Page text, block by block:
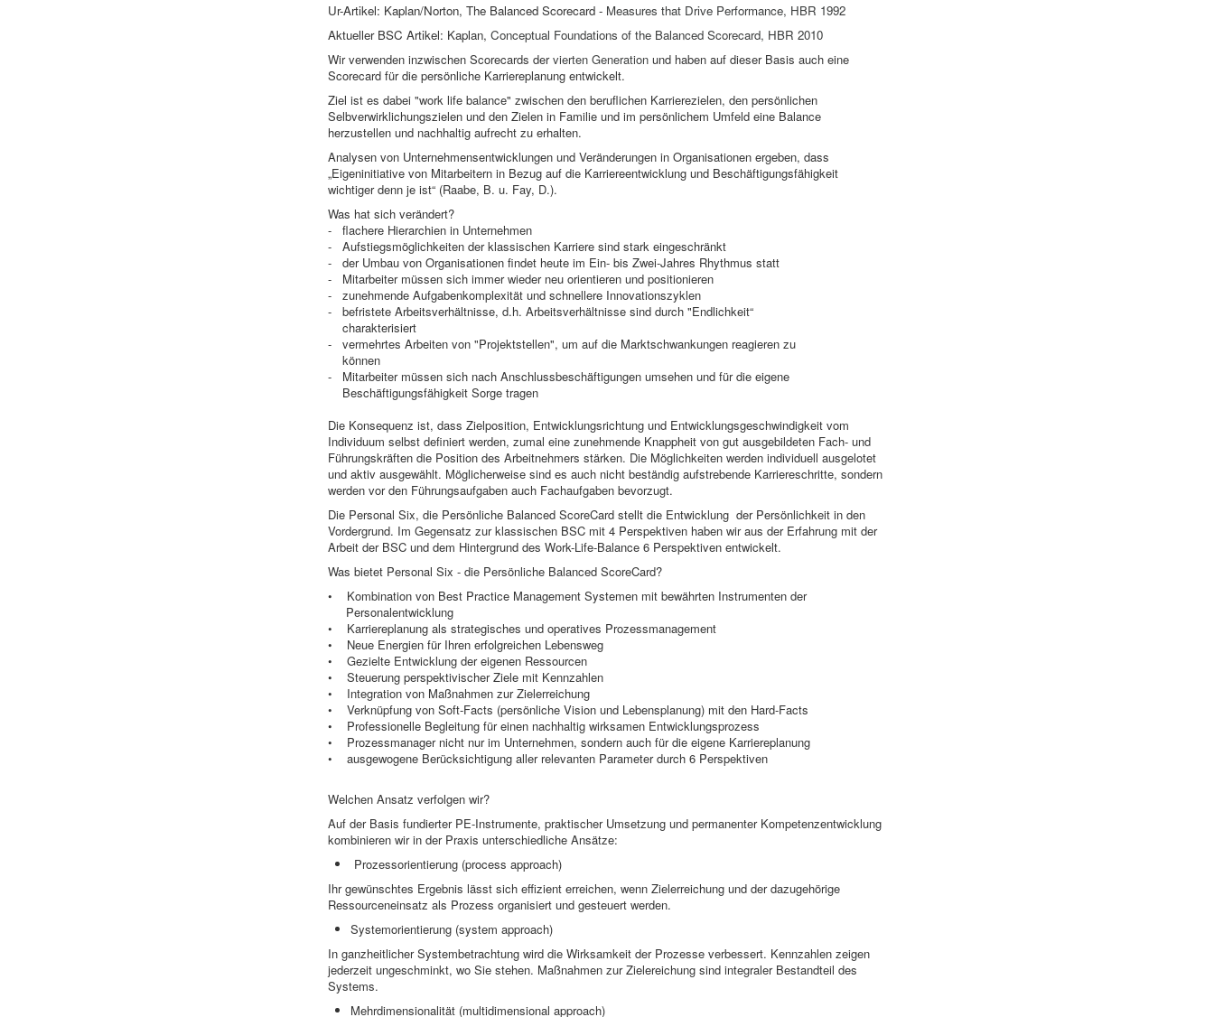
Ur-Artikel: Kaplan/Norton, The Balanced Scorecard - Measures that Drive Performance, HBR 1992
Aktueller BSC Artikel: Kaplan, Conceptual Foundations of the Balanced Scorecard, HBR 2010
Wir verwenden inzwischen Scorecards dervierten Generationund haben auf dieser Basis auch eine
Scorecard für die persönliche Karriereplanung entwickelt.
Ziel ist es dabei "work life balance" zwischen den beruflichen Karrierezielen, den persönlichen
Selbverwirklichungszielen und den Zielen in Familie und im persönlichem Umfeld eine Balance
herzustellen und nachhaltig aufrecht zu erhalten.
Analysen von Unternehmensentwicklungen und Veränderungen in Organisationen ergeben, dass
„Eigeninitiative von Mitarbeitern in Bezug auf die Karriereentwicklung und Beschäftigungsfähigkeit
wichtiger denn je ist“ (Raabe, B. u. Fay, D.).
Was hat sich verändert?
- flachere Hierarchien in Unternehmen
- Aufstiegsmöglichkeiten der klassischen Karriere sind stark eingeschränkt
- der Umbau von Organisationen findet heute im Ein- bis Zwei-Jahres Rhythmus statt
- Mitarbeiter müssen sich immer wieder neu orientieren und positionieren
- zunehmende Aufgabenkomplexität und schnellere Innovationszyklen
- befristete Arbeitsverhältnisse, d.h. Arbeitsverhältnisse sind durch "Endlichkeit“
charakterisiert
- vermehrtes Arbeiten von "Projektstellen", um auf die Marktschwankungen reagieren zu
können
- Mitarbeiter müssen sich nach Anschlussbeschäftigungen umsehen und für die eigene
Beschäftigungsfähigkeit Sorge tragen
Die Konsequenz ist, dass Zielposition, Entwicklungsrichtung und Entwicklungsgeschwindigkeit vom
Individuum selbst definiert werden, zumal eine zunehmende Knappheit von gut ausgebildeten Fach- und
Führungskräften die Position des Arbeitnehmers stärken. Die Möglichkeiten werden individuell ausgelotet
und aktiv ausgewählt. Möglicherweise sind es auch nicht beständig aufstrebende Karriereschritte, sondern
werden vor den Führungsaufgaben auch Fachaufgaben bevorzugt.
Die Personal Six, die Persönliche Balanced ScoreCard stellt die Entwicklung der Persönlichkeit in den
Vordergrund. Im Gegensatz zur klassischen BSC mit 4 Perspektiven haben wir aus der Erfahrung mit der
Arbeit der BSC und dem Hintergrund des Work-Life-Balance 6 Perspektiven entwickelt.
Was bietet Personal Six - die Persönliche Balanced ScoreCard?
• Kombination von Best Practice Management Systemen mit bewährten Instrumenten der
Personalentwicklung
• Karriereplanung als strategisches und operatives Prozessmanagement
• Neue Energien für Ihren erfolgreichen Lebensweg
• Gezielte Entwicklung der eigenen Ressourcen
• Steuerung perspektivischer Ziele mit Kennzahlen
• Integration von Maßnahmen zur Zielerreichung
• Verknüpfung von Soft-Facts (persönliche Vision und Lebensplanung) mit den Hard-Facts
• Professionelle Begleitung für einen nachhaltig wirksamen Entwicklungsprozess
• Prozessmanager nicht nur im Unternehmen, sondern auch für die eigene Karriereplanung
• ausgewogene Berücksichtigung aller relevanten Parameter durch 6 Perspektiven
Welchen Ansatz verfolgen wir?
Auf der Basis fundierter PE-Instrumente, praktischer Umsetzung und permanenter Kompetenzentwicklung
kombinieren wir in der Praxis unterschiedliche Ansätze:
Prozessorientierung (process approach)
Ihr gewünschtes Ergebnis lässt sich effizient erreichen, wenn Zielerreichung und der dazugehörige
Ressourceneinsatz als Prozess organisiert und gesteuert werden.
Systemorientierung (system approach)
In ganzheitlicher Systembetrachtung wird die Wirksamkeit der Prozesse verbessert. Kennzahlen zeigen
jederzeit ungeschminkt, wo Sie stehen. Maßnahmen zur Zielereichung sind integraler Bestandteil des
Systems.
Mehrdimensionalität (multidimensional approach)